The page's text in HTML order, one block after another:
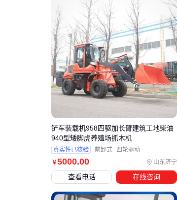
￥5000.00 山东济宁
铲车装载机958四驱加长臂建筑工地柴油
940型矮脚虎养殖场抓木机
真实性已核验 前卸式 四轮驱动
查看电话 在线咨询